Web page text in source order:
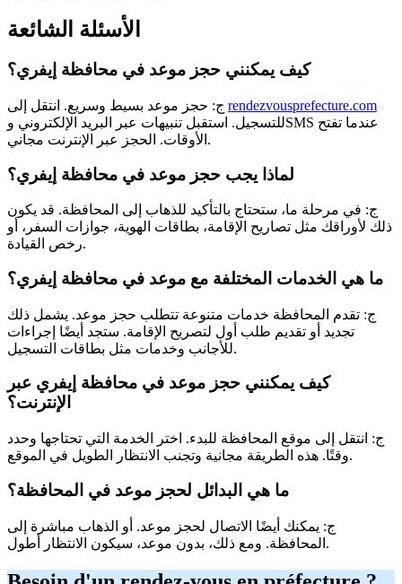
الأسئلة الشائعة
كيف يمكنني حجز موعد في محافظة إيفري؟
rendezvousprefecture.com
للتسجيل. استقبل تنبيهات عبر البريد الإلكتروني وSMS عندما تفتح
الأوقات. الحجز عبر الإنترنت مجاني.
لماذا يجب حجز موعد في محافظة إيفري؟
ج: في مرحلة ما، ستحتاج بالتأكيد للذهاب إلى المحافظة. قد يكون
ذلك لأوراقك مثل تصاريح الإقامة، بطاقات الهوية، جوازات السفر، أو
رخص القيادة.
ما هي الخدمات المختلفة مع موعد في محافظة إيفري؟
ج: تقدم المحافظة خدمات متنوعة تتطلب حجز موعد. يشمل ذلك
تجديد أو تقديم طلب أول لتصريح الإقامة. ستجد أيضًا إجراءات
للأجانب وخدمات مثل بطاقات التسجيل.
كيف يمكنني حجز موعد في محافظة إيفري عبر
الإنترنت؟
ج: انتقل إلى موقع المحافظة للبدء. اختر الخدمة التي تحتاجها وحدد
وقتًا. هذه الطريقة مجانية وتجنب الانتظار الطويل في الموقع.
ما هي البدائل لحجز موعد في المحافظة؟
ج: يمكنك أيضًا الاتصال لحجز موعد. أو الذهاب مباشرة إلى
المحافظة. ومع ذلك، بدون موعد، سيكون الانتظار أطول.